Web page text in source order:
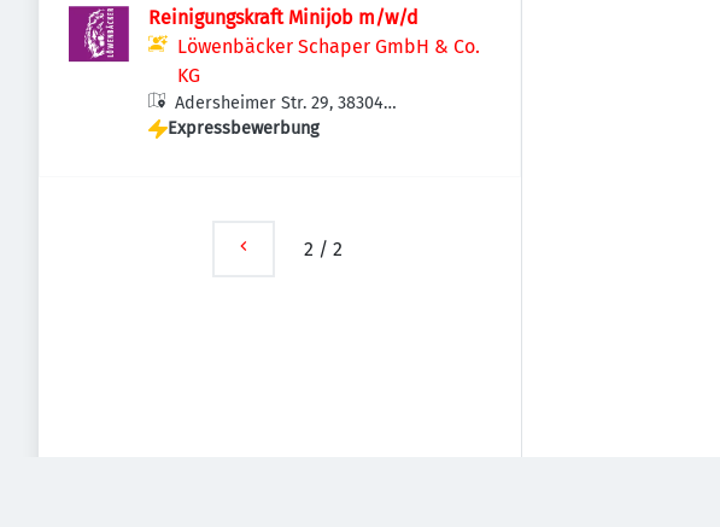
Reinigungskraft Minijob m/w/d
Löwenbäcker Schaper GmbH & Co.
KG
Adersheimer Str. 29, 38304
Wolfenbüttel, Deutschland
Expressbewerbung
2 / 2